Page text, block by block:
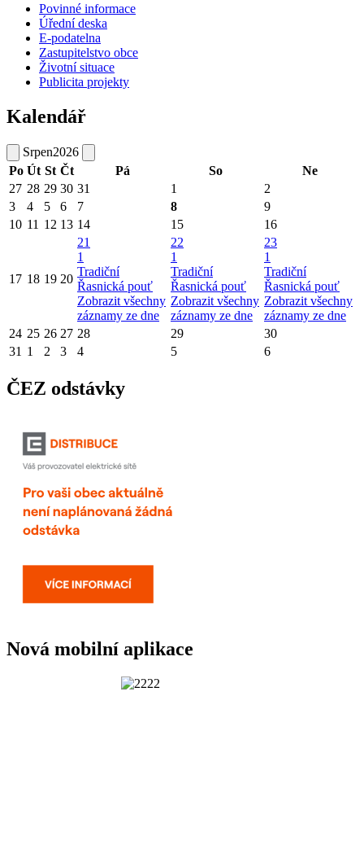
Povinné informace
Úřední deska
E-podatelna
Zastupitelstvo obce
Životní situace
Publicita projekty
Kalendář
Srpen2026
Po Út St Čt Pá So
Ne
27 28 29 30 31 1
2
3
4 5 6 7 8
9
10 11 12 13 14 15 16
17 18 19 20
21
1
Tradiční
Řasnická pouť
Zobrazit všechny
záznamy ze dne
22
1
Tradiční
Řasnická pouť
Zobrazit všechny
záznamy ze dne
23
1
Tradiční
Řasnická pouť
Zobrazit všechny
záznamy ze dne
24 25 26 27 28 29
30
31 1 2 3 4 5 6
ČEZ odstávky
Nová mobilní aplikace